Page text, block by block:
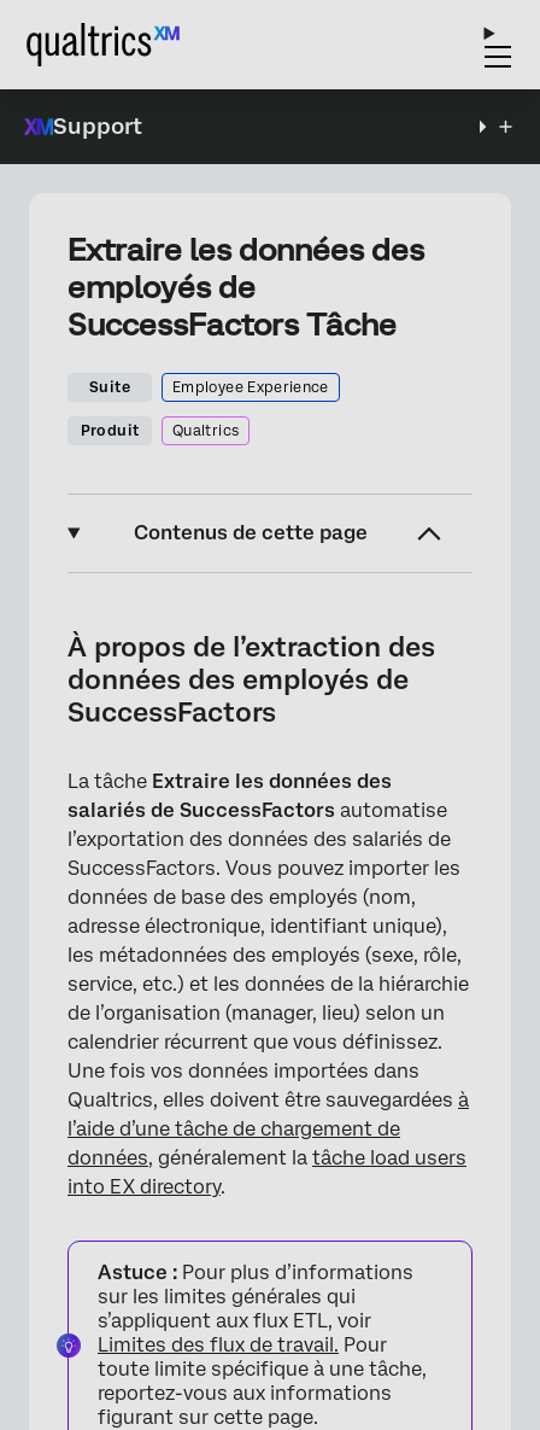
Support
Extraire les données des
employés de
SuccessFactors Tâche
Suite Employee Experience
Produit Qualtrics
Contenus de cette page
Configuration d’une tâche d’extraction des
données des salariés à partir de
SuccessFactors
Dépannage des tâches SuccessFactors
FAQs
À propos de l’extraction des
données des employés de
SuccessFactors
La tâche Extraire les données des
salariés de SuccessFactors automatise
l’exportation des données des salariés de
SuccessFactors. Vous pouvez importer les
données de base des employés (nom,
adresse électronique, identifiant unique),
les métadonnées des employés (sexe, rôle,
service, etc.) et les données de la hiérarchie
de l’organisation (manager, lieu) selon un
calendrier récurrent que vous définissez.
Une fois vos données importées dans
Qualtrics, elles doivent être sauvegardées à
l’aide d’une tâche de chargement de
données, généralement la tâche load users
into EX directory.
Astuce : Pour plus d’informations
sur les limites générales qui
s’appliquent aux flux ETL, voir
Limites des flux de travail. Pour
toute limite spécifique à une tâche,
reportez-vous aux informations
figurant sur cette page.